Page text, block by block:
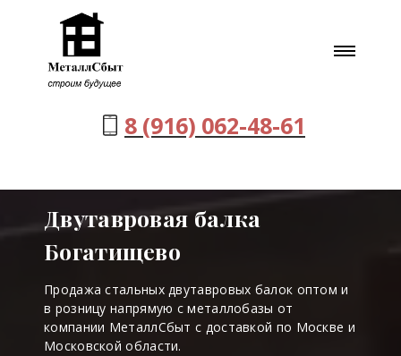
8 (916) 062-48-61
Двутавровая балка
Богатищево
Продажа стальных двутавровых балок оптом и
в розницу напрямую с металлобазы от
компании МеталлСбыт с доставкой по Москве и
Московской области.